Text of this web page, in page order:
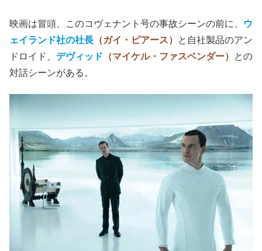
映画は冒頭、このコヴェナント号の事故シーンの前に、
ウ
ェイランド社の社長 （ガイ・ピアース）
と自社製品のアン
ドロイド、 デヴィッド （マイケル・ファスベンダー）
との
対話シーンがある。